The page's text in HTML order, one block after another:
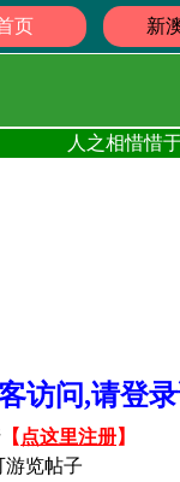
页 新
人之相惜惜
访问,请登
【 点这里注册】
游览帖子